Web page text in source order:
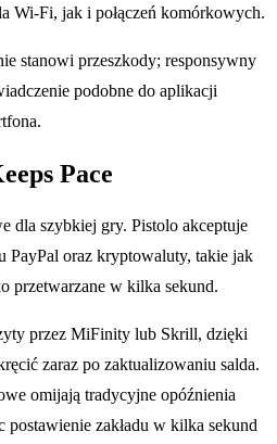
Wi‑Fi, jak i połączeń komórkowych.
stanowi przeszkody; responsywny
podobne do aplikacji
Pace
dla szybkiej gry. Pistolo akceptuje
PayPal oraz kryptowaluty, takie jak
przetwarzane w kilka sekund.
przez MiFinity lub Skrill, dzięki
zaraz po zaktualizowaniu salda.
omijają tradycyjne opóźnienia
zakładu w kilka sekund